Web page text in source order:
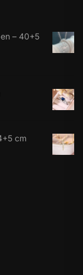
– 40+5
cm